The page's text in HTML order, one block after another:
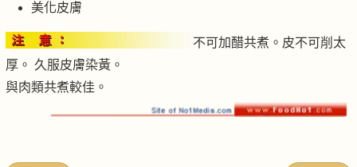
美化皮膚
不可加醋共煮。皮不可削太
厚。 久服皮膚染黃。
與肉類共煮較佳。